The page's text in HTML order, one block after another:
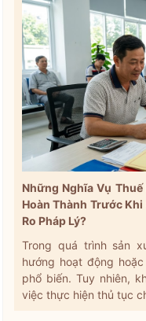
Những Nghĩa Vụ
Hoàn Thành Trước
Ro Pháp Lý?
Trong quá trình sản
hướng hoạt động
phổ biến. Tuy nhiên,
việc thực hiện thủ tục